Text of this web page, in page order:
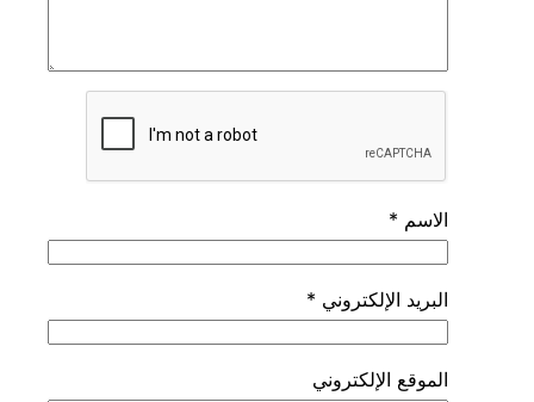
الاسم*
البريد الإلكتروني*
الموقع الإلكتروني